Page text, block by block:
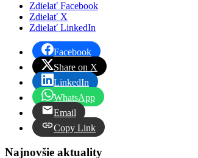
Zdielať Facebook
Zdielať X
Zdielať LinkedIn
Facebook
Share on X
LinkedIn
WhatsApp
Email
Copy Link
Najnovšie aktuality